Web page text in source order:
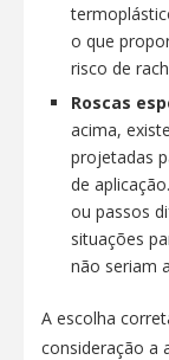
o que
risco de
Roscas
acima,
projetadas
de
ou passos
situações
não seriam
A escolha
consideração a